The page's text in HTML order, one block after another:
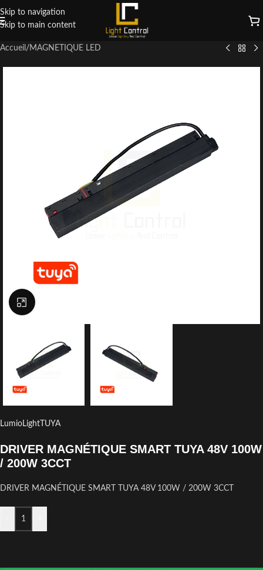
Skip to navigation
Skip to main content
Accueil / MAGNETIQUE LED
Click to enlarge
LumioLight TUYA
DRIVER MAGNÉTIQUE SMART TUYA 48V 100W
/ 200W 3CCT
DRIVER MAGNÉTIQUE SMART TUYA 48V 100W / 200W 3CCT